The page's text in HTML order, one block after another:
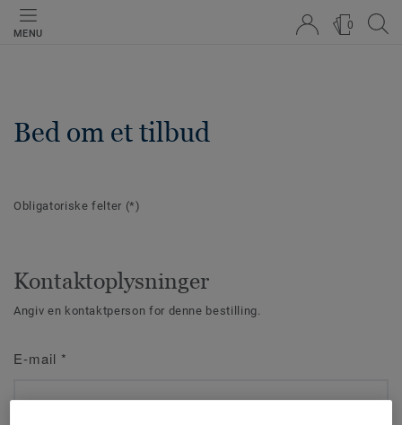
MENU
0
Bed om et tilbud
Obligatoriske felter (*)
Kontaktoplysninger
Angiv en kontaktperson for denne bestilling.
E-mail *